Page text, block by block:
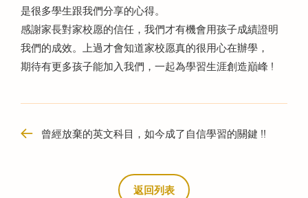
是很多學生跟我們分享的心得。
感謝家長對家校愿的信任，我們才有機會用孩子成績證明
我們的成效。上過才會知道家校愿真的很用心在辦學，
期待有更多孩子能加入我們，一起為學習生涯創造巔峰 !
曾經放棄的英文科目，如今成了自信學習的關鍵 !!
返回列表